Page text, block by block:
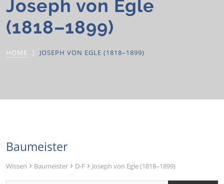
Joseph von Egle
(1818–1899)
HOME JOSEPH VON EGLE (1818–1899)
Baumeister
Wissen Baumeister D-F Joseph von Egle (1818–1899)